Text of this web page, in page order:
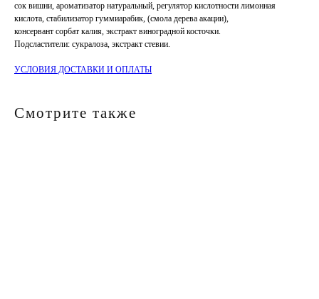
сок вишни, ароматизатор натуральный, регулятор кислотности лимонная
кислота, стабилизатор гуммиарабик, (смола дерева акации),
консервант сорбат калия, экстракт виноградной косточки.
Подсластители: сукралоза, экстракт стевии.
УСЛОВИЯ ДОСТАВКИ И ОПЛАТЫ
Смотрите также